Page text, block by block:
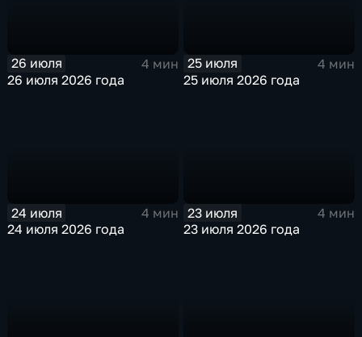
26 июля
4 мин
26 июля 2026 года
25 июля
4 мин
25 июля 2026 года
24 июля
4 мин
24 июля 2026 года
23 июля
4 мин
23 июля 2026 года